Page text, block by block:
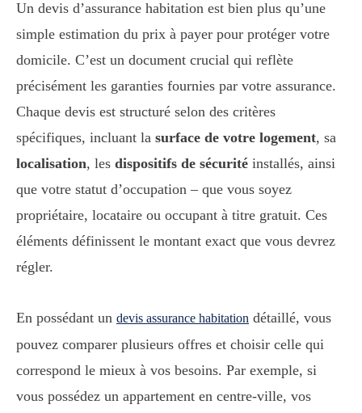
Un devis d’assurance habitation est bien plus qu’une
simple estimation du prix à payer pour protéger votre
domicile. C’est un document crucial qui reflète
précisément les garanties fournies par votre assurance.
Chaque devis est structuré selon des critères
spécifiques, incluant la surface de votre logement, sa
localisation, les dispositifs de sécurité installés, ainsi
que votre statut d’occupation – que vous soyez
propriétaire, locataire ou occupant à titre gratuit. Ces
éléments définissent le montant exact que vous devrez
régler.
En possédant un devis assurance habitation détaillé, vous
pouvez comparer plusieurs offres et choisir celle qui
correspond le mieux à vos besoins. Par exemple, si
vous possédez un appartement en centre-ville, vos